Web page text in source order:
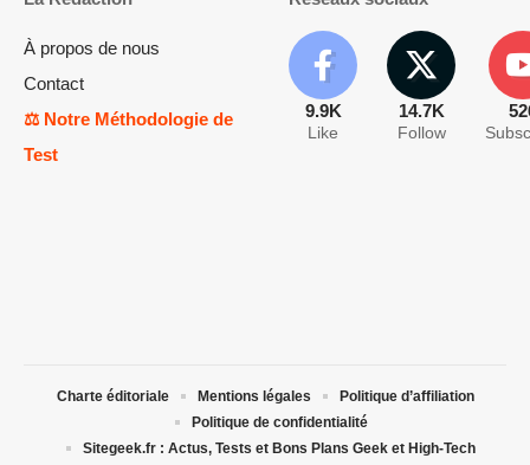
À propos de nous
Contact
⚖️ Notre Méthodologie de
Test
9.9K
Like
14.7K
Follow
Charte éditoriale Mentions légales
Politique d’affiliation
Politique de confidentialité
Sitegeek.fr : Actus, Tests et Bons Plans Geek et High-Tech